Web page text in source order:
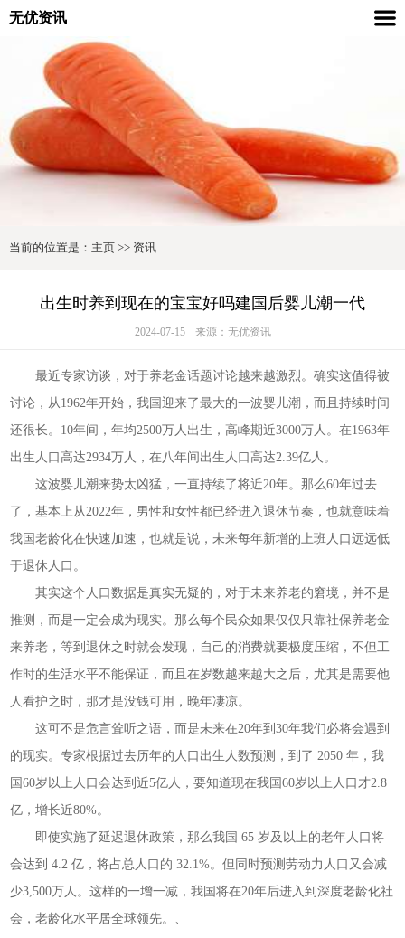
无优资讯
当前的位置是： 主页 >> 资讯
出生时养到现在的宝宝好吗建国后婴儿潮一代
2024-07-15 来源：无优资讯
最近专家访谈，对于养老金话题讨论越来越激烈。确实这值得被
讨论，从1962年开始，我国迎来了最大的一波婴儿潮，而且持续时间
还很长。10年间，年均2500万人出生，高峰期近3000万人。在1963年
出生人口高达2934万人，在八年间出生人口高达2.39亿人。
这波婴儿潮来势太凶猛，一直持续了将近20年。那么60年过去
了，基本上从2022年，男性和女性都已经进入退休节奏，也就意味着
我国老龄化在快速加速，也就是说，未来每年新增的上班人口远远低
于退休人口。
其实这个人口数据是真实无疑的，对于未来养老的窘境，并不是
推测，而是一定会成为现实。那么每个民众如果仅仅只靠社保养老金
来养老，等到退休之时就会发现，自己的消费就要极度压缩，不但工
作时的生活水平不能保证，而且在岁数越来越大之后，尤其是需要他
人看护之时，那才是没钱可用，晚年凄凉。
这可不是危言耸听之语，而是未来在20年到30年我们必将会遇到
的现实。专家根据过去历年的人口出生人数预测，到了 2050 年，我
国60岁以上人口会达到近5亿人，要知道现在我国60岁以上人口才2.8
亿，增长近80%。
即使实施了延迟退休政策，那么我国 65 岁及以上的老年人口将
会达到 4.2 亿，将占总人口的 32.1%。但同时预测劳动力人口又会减
少3,500万人。这样的一增一减，我国将在20年后进入到深度老龄化社
会，老龄化水平居全球领先。、